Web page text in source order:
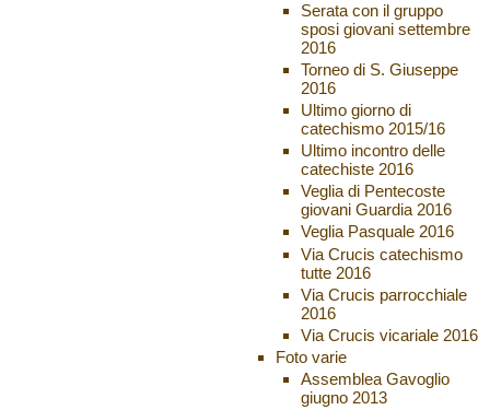
Serata con il gruppo
sposi giovani settembre
2016
Torneo di S. Giuseppe
2016
Ultimo giorno di
catechismo 2015/16
Ultimo incontro delle
catechiste 2016
Veglia di Pentecoste
giovani Guardia 2016
Veglia Pasquale 2016
Via Crucis catechismo
tutte 2016
Via Crucis parrocchiale
2016
Via Crucis vicariale 2016
Foto varie
Assemblea Gavoglio
giugno 2013